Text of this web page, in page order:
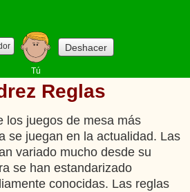
Tú
Deshacer
Reglas
los juegos de mesa más
se juegan en la actualidad. Las
variado mucho desde su
se han estandarizado
conocidas. Las reglas